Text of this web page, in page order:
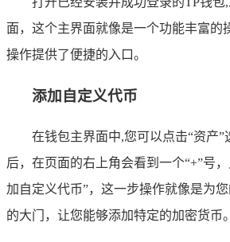
面，这个主界面就像是一个功能丰富的
操作提供了便捷的入口。
添加自定义代币
在钱包主界面中,您可以点击“资产”
后，在页面的右上角会看到一个“+”号
加自定义代币”，这一步操作就像是为
的大门，让您能够添加特定的加密货币。